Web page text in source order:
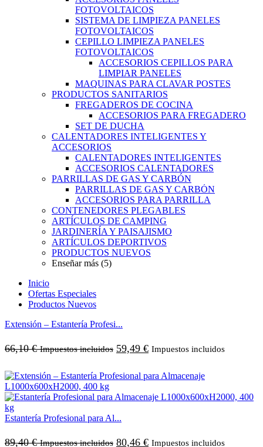
FOTOVOLTAICOS
SISTEMA DE LIMPIEZA PANELES
FOTOVOLTAICOS
CEPILLO LIMPIEZA PANELES
FOTOVOLTAICOS
ACCESORIOS CEPILLOS PARA
LIMPIAR PANELES
MAQUINAS PARA CLAVAR POSTES
PRODUCTOS SANITARIOS
FREGADEROS DE COCINA
ACCESORIOS PARA FREGADERO
SET DE DUCHA
CALENTADORES INTELIGENTES Y
ACCESORIOS
CALENTADORES INTELIGENTES
ACCESORIOS CALENTADORES
PARRILLAS DE GAS Y CARBÓN
PARRILLAS DE GAS Y CARBÓN
ACCESORIOS PARA PARRILLA
CONTENEDORES PLEGABLES
ARTÍCULOS DE CAMPING
JARDINERÍA Y PAISAJISMO
ARTÍCULOS DEPORTIVOS
PRODUCTOS NUEVOS
Enseñar más (5)
Inicio
Ofertas Especiales
Productos Nuevos
Extensión – Estantería Profesi...
66,10€ Impuestos incluidos 59,49 € Impuestos incluidos
Estantería Profesional para Al...
89,40€ Impuestos incluidos 80,46 € Impuestos incluidos